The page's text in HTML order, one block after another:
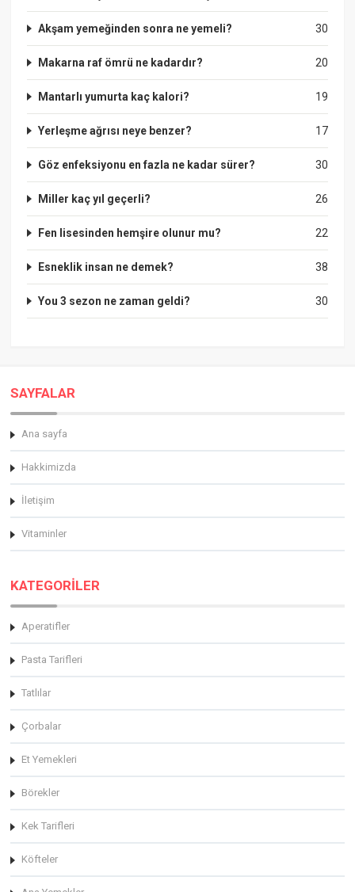
30
Akşam yemeğinden sonra ne yemeli?
20
Makarna raf ömrü ne kadardır?
19
Mantarlı yumurta kaç kalori?
17
Yerleşme ağrısı neye benzer?
30
Göz enfeksiyonu en fazla ne kadar sürer?
26
Miller kaç yıl geçerli?
22
Fen lisesinden hemşire olunur mu?
38
Esneklik insan ne demek?
30
You 3 sezon ne zaman geldi?
SAYFALAR
Ana sayfa
Hakkimizda
İletişim
Vitaminler
KATEGORİLER
Aperatifler
Pasta Tarifleri
Tatlılar
Çorbalar
Et Yemekleri
Börekler
Kek Tarifleri
Köfteler